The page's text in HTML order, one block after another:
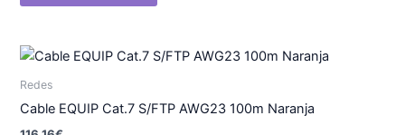
Redes
Cable EQUIP Cat.7 S/FTP AWG23 100m Naranja